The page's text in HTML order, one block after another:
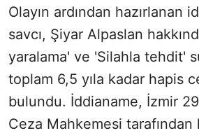
Olayın ardından hazırlanan
savcı, Şiyar Alpaslan
yaralama' ve 'Silahla tehdit'
toplam 6,5 yıla kadar hapis
bulundu. İddianame, İzmir
Ceza Mahkemesi